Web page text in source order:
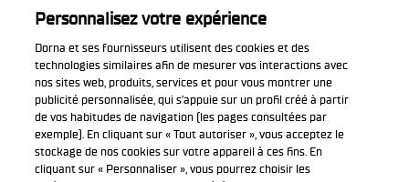
Termes et conditions d'utilisation
Politique de confidentialité
Politique d’achat
Télécharger l'appli officiell
Personnalisez votre expérience
Dorna et ses fournisseurs utilisent des cookies et des
technologies similaires afin de mesurer vos interactions avec
nos sites web, produits, services et pour vous montrer une
publicité personnalisée, qui s’appuie sur un profil créé à partir
de vos habitudes de navigation (les pages consultées par
exemple). En cliquant sur « Tout autoriser », vous acceptez le
stockage de nos cookies sur votre appareil à ces fins. En
cliquant sur « Personnaliser », vous pourrez choisir les